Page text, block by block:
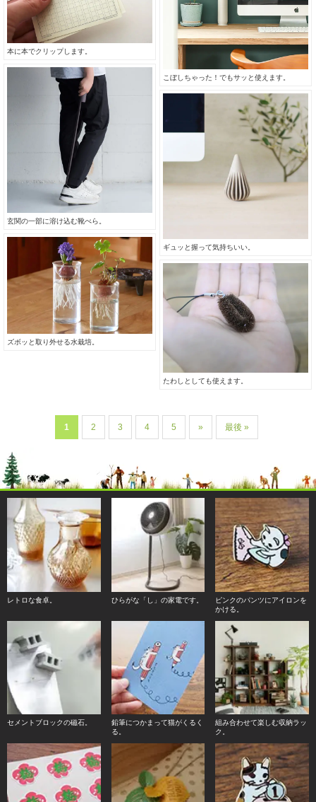
こぼしちゃった！でもサッと使えます。
本に本でクリップします。
玄関の一部に溶け込む靴べら。
ギュッと握って気持ちいい。
ズボッと取り外せる水栽培。
たわしとしても使えます。
1 2 3 4 5 » 最後 »
レトロな食卓。 ひらがな「し」の家電です。
ピンクのパンツにアイロンを
かける。
セメントブロックの磁石。
鉛筆につかまって猫がくるく
る。
組み合わせて楽しむ収納ラッ
ク。